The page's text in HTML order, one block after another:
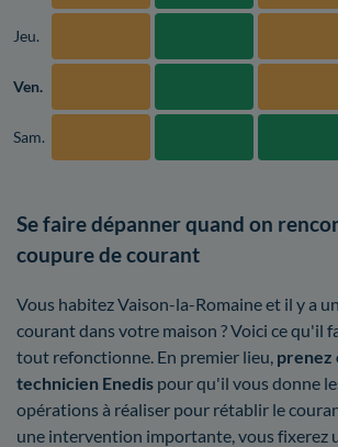
Jeu.
Ven.
Sam.
Se faire dépanner quand on
coupure de courant
Vous habitez Vaison-la-Romaine et il y a
courant dans votre maison ? Voici ce qu'il
tout refonctionne. En premier lieu, prenez
technicien Enedis pour qu'il vous donne
opérations à réaliser pour rétablir le
une intervention importante, vous fixerez